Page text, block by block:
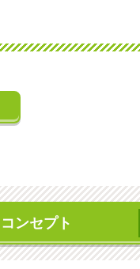
コンセプト